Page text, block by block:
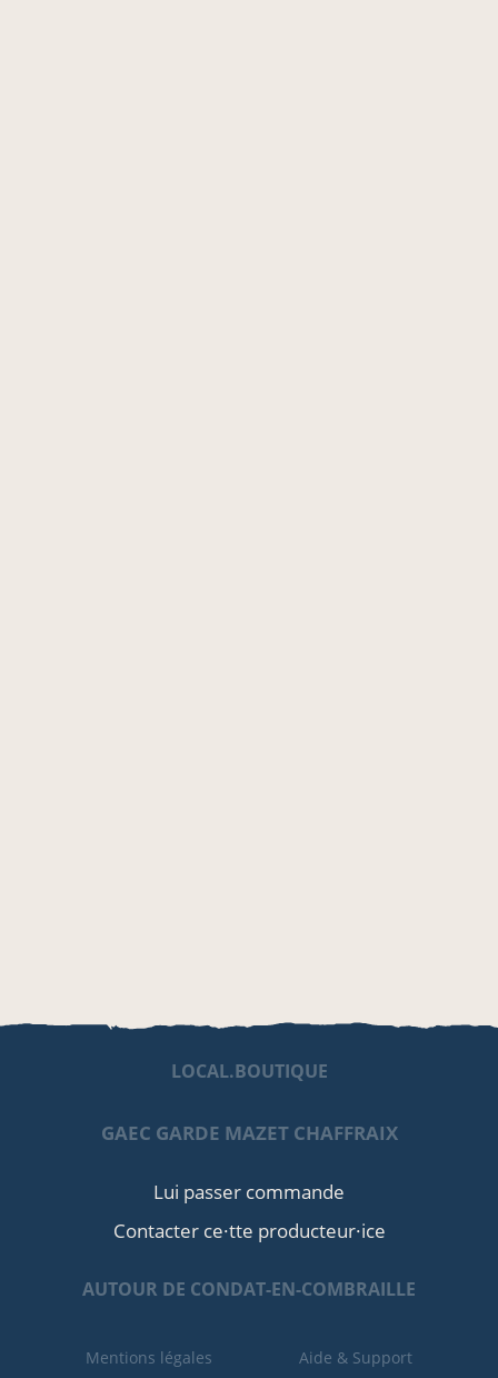
LOCAL.BOUTIQUE
GAEC GARDE MAZET CHAFFRAIX
Lui passer commande
Contacter ce·tte producteur·ice
AUTOUR DE CONDAT-EN-COMBRAILLE
Mentions légales Aide & Support